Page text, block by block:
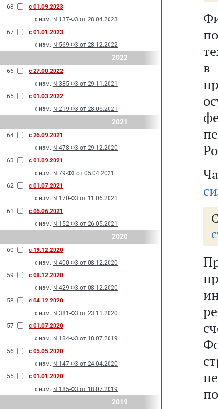
68
с 01.09.2023
с изм. N 137-Ф3 от 28.04.2023
67
с 01.01.2023
с изм. N 569-Ф3 от 28.12.2022
2022
66
с 27.08.2022
с изм. N 385-Ф3 от 29.11.2021
65
с 01.03.2022
с изм. N 219-Ф3 от 28.06.2021
2021
64
с 26.09.2021
с изм. N 478-Ф3 от 29.12.2020
63
с 01.09.2021
с изм. N 79-Ф3 от 05.04.2021
62
с 01.07.2021
с изм. N 170-Ф3 от 11.06.2021
61
с 06.06.2021
с изм. N 152-Ф3 от 26.05.2021
2020
60
с 19.12.2020
с изм. N 400-Ф3 от 08.12.2020
59
с 08.12.2020
с изм. N 429-Ф3 от 08.12.2020
58
с 04.12.2020
с изм. N 381-Ф3 от 23.11.2020
57
с 01.07.2020
с изм. N 184-Ф3 от 18.07.2019
56
с 05.05.2020
с изм. N 147-Ф3 от 24.04.2020
55
с 01.01.2020
с изм. N 185-Ф3 от 18.07.2019
2019
в